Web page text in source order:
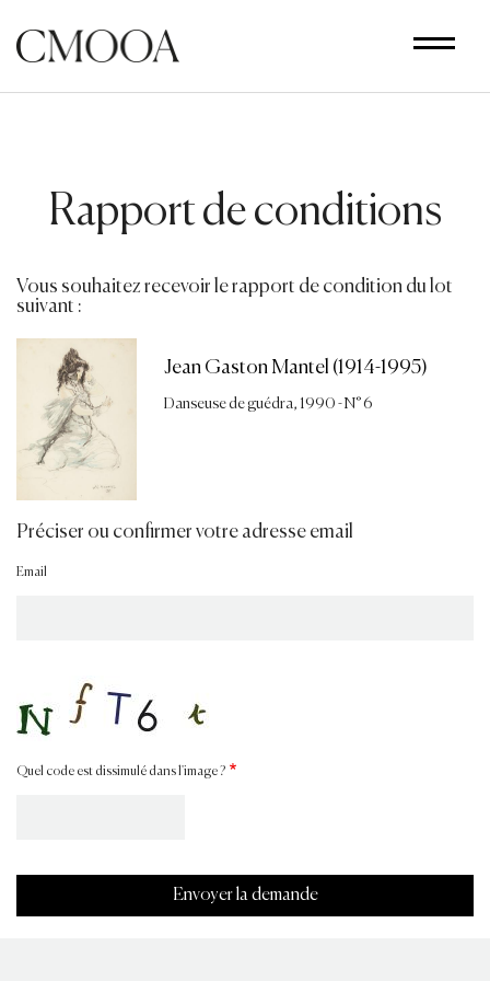
contenu
principal
Rapport de conditions
Vous souhaitez recevoir le rapport de condition du lot
suivant :
Jean Gaston Mantel (1914-1995)
Danseuse de guédra, 1990 - N° 6
Préciser ou confirmer votre adresse email
Email
Quel code est dissimulé dans l'image ?